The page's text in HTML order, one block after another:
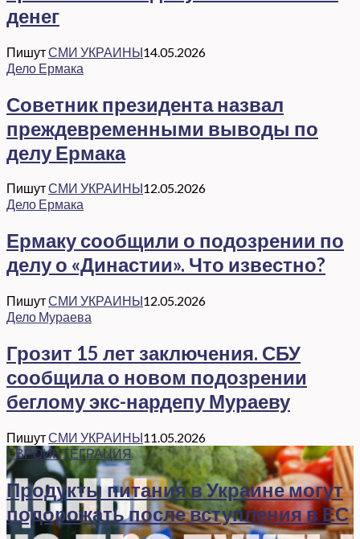
денег
ПишутСМИ УКРАИНЫ14.05.2026
Дело Ермака
Советник президента назвал
преждевременными выводы по
делу Ермака
ПишутСМИ УКРАИНЫ12.05.2026
Дело Ермака
Ермаку сообщили о подозрении по
делу о «Династии». Что известно?
ПишутСМИ УКРАИНЫ12.05.2026
Дело Мураева
Грозит 15 лет заключения. СБУ
сообщила о новом подозрении
беглому экс-нардепу Мураеву
ПишутСМИ УКРАИНЫ11.05.2026
ЕВРОИНТЕГРАЦИЯ
Продукты питания в Украине могут
подорожать после вступления в ЕС